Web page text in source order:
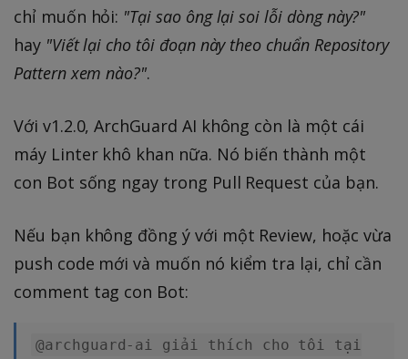
chỉ muốn hỏi: "Tại sao ông lại soi lỗi dòng này?"
hay "Viết lại cho tôi đoạn này theo chuẩn Repository
Pattern xem nào?".
Với v1.2.0, ArchGuard AI không còn là một cái
máy Linter khô khan nữa. Nó biến thành một
con Bot sống ngay trong Pull Request của bạn.
Nếu bạn không đồng ý với một Review, hoặc vừa
push code mới và muốn nó kiểm tra lại, chỉ cần
comment tag con Bot:
@archguard-ai giải thích cho tôi tại